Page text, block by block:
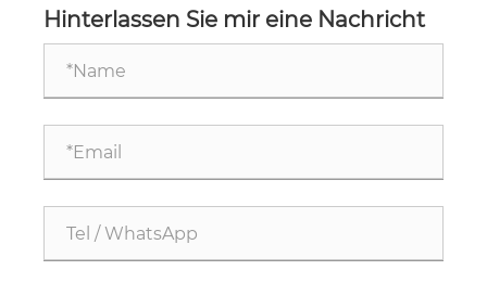
Hinterlassen Sie mir eine Nachricht